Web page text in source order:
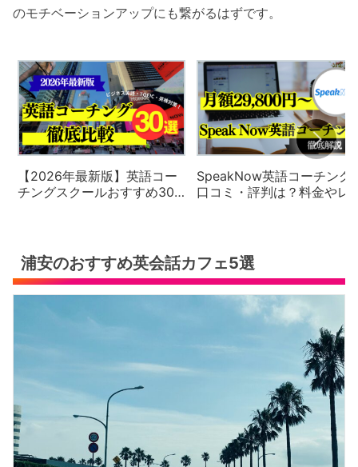
のモチベーションアップにも繋がるはずです。
【2026年最新版】英語コー
チングスクールおすすめ30
SpeakNow英語コーチング
口コミ・評判は？料金やレ
浦安のおすすめ英会話カフェ5選